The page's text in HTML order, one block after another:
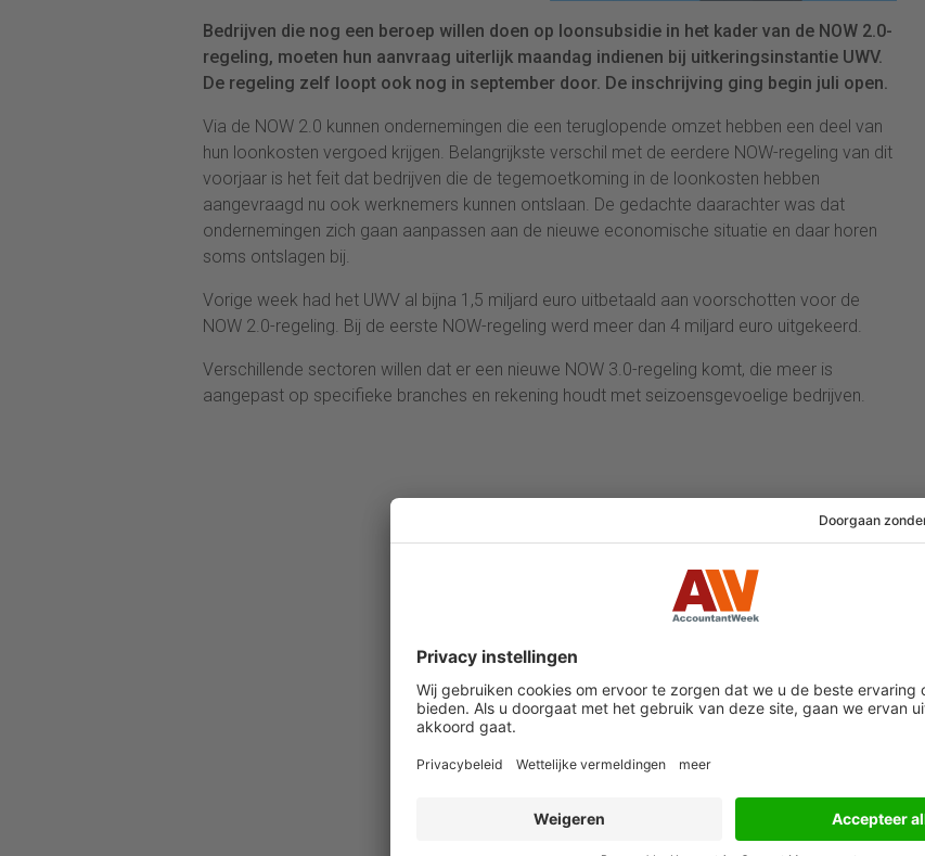
Bedrijven die nog een beroep willen doen op loonsubsidie in het kader van de NOW 2.0-
regeling, moeten hun aanvraag uiterlijk maandag indienen bij uitkeringsinstantie UWV.
De regeling zelf loopt ook nog in september door. De inschrijving ging begin juli open.
Via de NOW 2.0 kunnen ondernemingen die een teruglopende omzet hebben een deel van
hun loonkosten vergoed krijgen. Belangrijkste verschil met de eerdere NOW-regeling van dit
voorjaar is het feit dat bedrijven die de tegemoetkoming in de loonkosten hebben
aangevraagd nu ook werknemers kunnen ontslaan. De gedachte daarachter was dat
ondernemingen zich gaan aanpassen aan de nieuwe economische situatie en daar horen
soms ontslagen bij.
Vorige week had het UWV al bijna 1,5 miljard euro uitbetaald aan voorschotten voor de
NOW 2.0-regeling. Bij de eerste NOW-regeling werd meer dan 4 miljard euro uitgekeerd.
Verschillende sectoren willen dat er een nieuwe NOW 3.0-regeling komt, die meer is
aangepast op specifieke branches en rekening houdt met seizoensgevoelige bedrijven.